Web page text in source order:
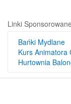
Linki
Bańki Mydlane
Kurs Animatora
Hurtownia